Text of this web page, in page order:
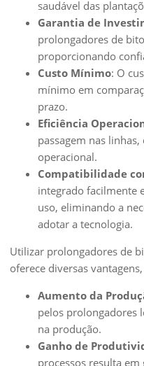
saudável das
Garantia de
prolongadores de
proporcionando
Custo Mínimo: O
mínimo em
prazo.
Eficiência
passagem nas
operacional.
Compatibilidade
integrado facilmente
uso, eliminando a
adotar a tecnologia.
Utilizar prolongadores de
oferece diversas
Aumento da
pelos prolongadores
na produção.
Ganho de
processos resulta